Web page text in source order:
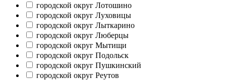
городской округ Лотошино
городской округ Луховицы
городской округ Лыткарино
городской округ Люберцы
городской округ Мытищи
городской округ Подольск
городской округ Пушкинский
городской округ Реутов